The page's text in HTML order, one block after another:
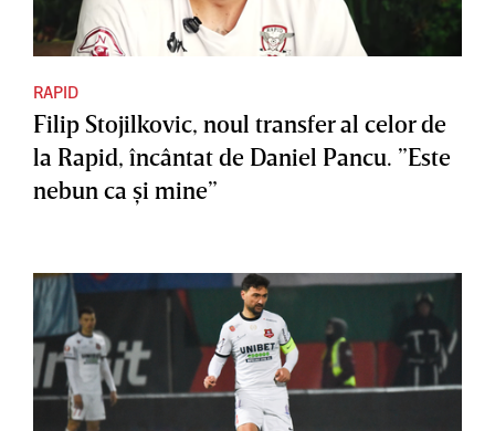
RAPID
Filip Stojilkovic, noul transfer al celor de
la Rapid, încântat de Daniel Pancu. ”Este
nebun ca şi mine”